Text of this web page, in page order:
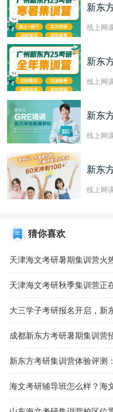
新东
线上网
新东
线上网
新东
线上网
新东
线上网
猜你喜欢
天津海文考研暑期集训营火
天津海文考研秋季集训营正
成都新东方考研暑期集训营